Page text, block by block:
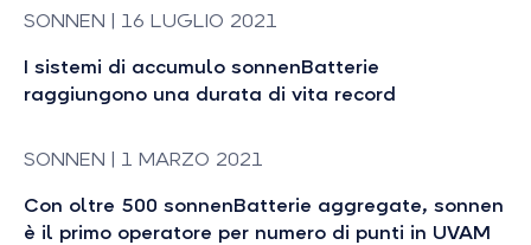
SONNEN | 16 LUGLIO 2021
I sistemi di accumulo sonnenBatterie
raggiungono una durata di vita record
SONNEN | 1 MARZO 2021
Con oltre 500 sonnenBatterie aggregate, sonnen
è il primo operatore per numero di punti in UVAM